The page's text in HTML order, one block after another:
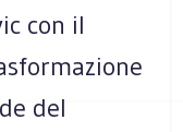
con il
del